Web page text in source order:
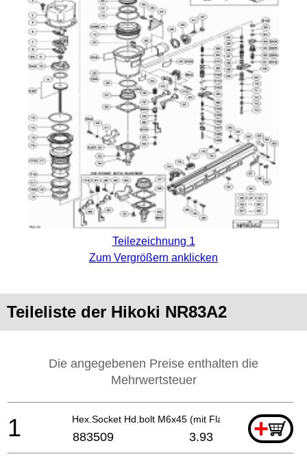
Teilezeichnung 1
Zum Vergrößern anklicken
Teileliste der Hikoki NR83A2
Die angegebenen Preise enthalten die
Mehrwertsteuer
Hex.Socket Hd.bolt M6x45 (mit Flansch) +
1 883509 3.93